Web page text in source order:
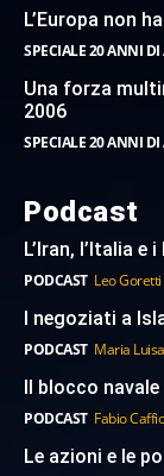
L’Europa non
SPECIALE 20 ANNI DI
Una forza
2006
SPECIALE 20 ANNI DI
Podcast
L’Iran, l’Italia e
PODCAST Leo Goretti
I negoziati a
PODCAST Maria
Il blocco
PODCAST Fabio Caffio
Le azioni e le